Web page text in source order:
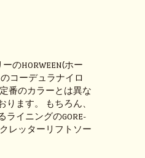
のHORWEEN(ホー
コーデュラナイロ
番のカラーとは異な
ます。 もちろん、
イニングのGORE-
レッターリフトソー